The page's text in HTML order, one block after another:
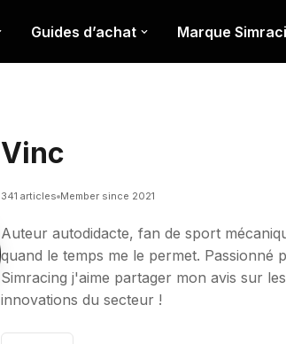
Guides d’achat Marque
Vinc
341 articles Member since 2021
Auteur autodidacte, fan de sport
quand le temps me le permet. Passionné
Simracing j'aime partager mon avis sur
innovations du secteur !